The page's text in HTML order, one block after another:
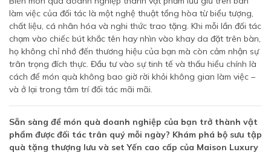
làm việc của đối tác là một nghệ thuật tổng hòa từ biểu tượng,
chất liệu, cá nhân hóa và nghi thức trao tặng. Khi mỗi lần đối tác
chạm vào chiếc bút khắc tên hay nhìn vào khay da đặt trên bàn,
họ không chỉ nhớ đến thương hiệu của bạn mà còn cảm nhận sự
trân trọng đích thực. Đầu tư vào sự tinh tế và thấu hiểu chính là
cách để món quà không bao giờ rời khỏi không gian làm việc –
và ở lại trong tâm trí đối tác mãi mãi.
Sẵn sàng để món quà doanh nghiệp của bạn trở thành vật
phẩm được đối tác trân quý mỗi ngày? Khám phá bộ sưu tập
quà tặng thượng lưu và set Yến cao cấp của Maison Luxury